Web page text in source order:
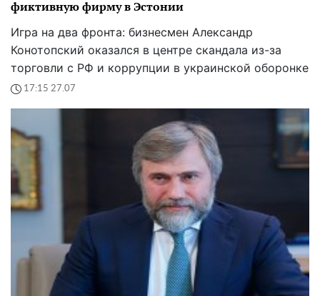
фиктивную фирму в Эстонии
Игра на два фронта: бизнесмен Александр
Конотопский оказался в центре скандала из-за
торговли с РФ и коррупции в украинской оборонке
17:15 27.07